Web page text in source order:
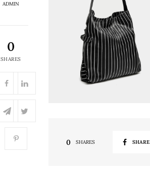
ADMIN
0
SHARES
0 SHARES SHARE